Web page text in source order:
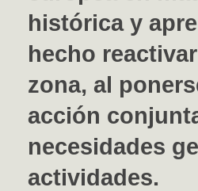
histórica y
hecho
zona, al
acción
necesidades
actividades.